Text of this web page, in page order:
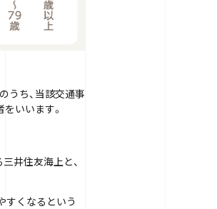
うち、当該交通事
いいます。
井住友海上と、
すくなるという